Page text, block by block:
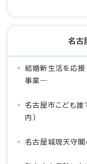
名古
結婚新生活を応
事業―
名古屋市こども誰
内）
名古屋城現天守閣